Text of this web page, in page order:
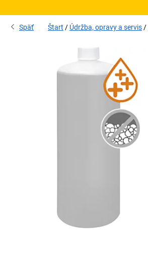
Späť Štart Údržba, opravy a servis